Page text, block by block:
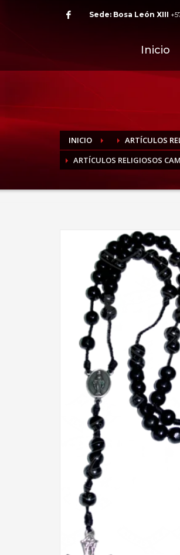
Sede: Bosa León XIII
Inicio
INICIO ARTÍCULOS
ARTÍCULOS RELIGIOSOS